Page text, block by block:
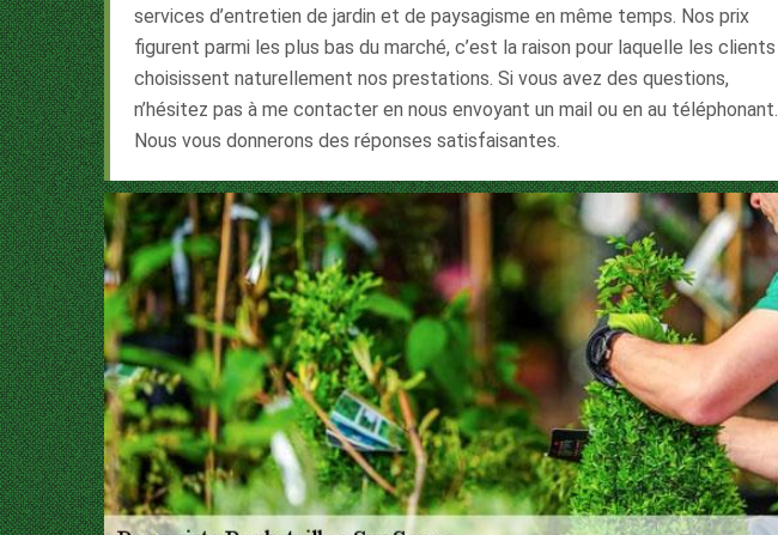
services d’entretien de jardin et de paysagisme en même temps. Nos prix
figurent parmi les plus bas du marché, c’est la raison pour laquelle les clients
choisissent naturellement nos prestations. Si vous avez des questions,
n’hésitez pas à me contacter en nous envoyant un mail ou en au téléphonant.
Nous vous donnerons des réponses satisfaisantes.